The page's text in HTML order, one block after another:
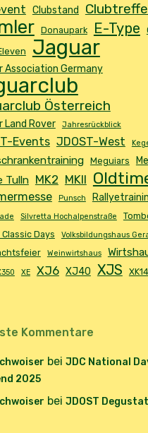
Clubstand
Donaupark E-Type
Jaguar
Association Germany
Österreich
Land Rover Jahresrückblick
Events JDOST-West
Meguiars
Tulln MK2 MKII
Punsch
Silvretta Hochalpenstraße
Days
Volksbildungshaus
Weinwirtshaus
XE XJ6 XJ40 XJS
Kommentare
bei JDC National
2025
bei JDOST